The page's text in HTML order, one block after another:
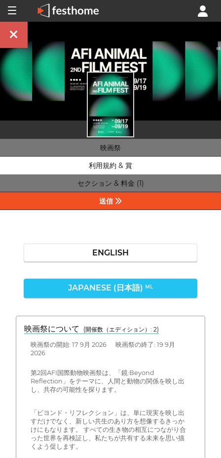
映画祭
利用規約 & 賞
セクション & 料金 (1)
送信
ENGLISH
JAPANESE (日本語) ML
映画祭について (開催数（エディション）: 2)
映画祭の開始: 17 9月 2026 映画祭の終了: 19 9月
2026
第2回AFI国際動物映画祭は、「鏡:Beyond
Reflection」をテーマに、人間と動物の関係を映し出
し、共存の可能性を探ります。
「ビヨンド・リフレクション」は、単に現実を映し出
すだけでなく、新しい共生のあり方を想像するきっか
けにもなります。 すべての生き物の相互につながり合
った世界を再検証し、私たちが共有する未来を思い描
くよう促します。